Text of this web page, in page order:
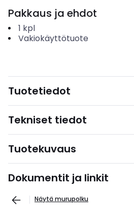
Pakkaus ja ehdot
1 kpl
Vakiokäyttötuote
Tuotetiedot
Tekniset tiedot
Tuotekuvaus
Dokumentit ja linkit
Näytä murupolku